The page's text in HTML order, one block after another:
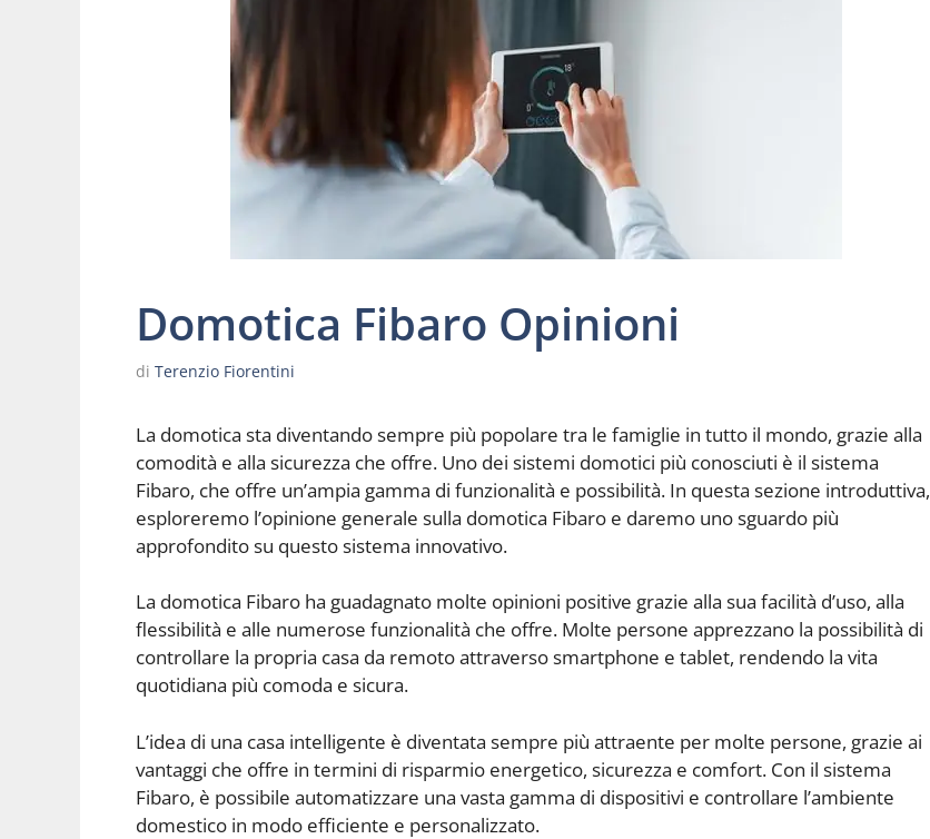
Domotica Fibaro Opinioni
di Terenzio Fiorentini
La domotica sta diventando sempre più popolare tra le famiglie in tutto il mondo, grazie alla
comodità e alla sicurezza che offre. Uno dei sistemi domotici più conosciuti è il sistema
Fibaro, che offre un’ampia gamma di funzionalità e possibilità. In questa sezione introduttiva,
esploreremo l’opinione generale sulla domotica Fibaro e daremo uno sguardo più
approfondito su questo sistema innovativo.
La domotica Fibaro ha guadagnato molte opinioni positive grazie alla sua facilità d’uso, alla
flessibilità e alle numerose funzionalità che offre. Molte persone apprezzano la possibilità di
controllare la propria casa da remoto attraverso smartphone e tablet, rendendo la vita
quotidiana più comoda e sicura.
L’idea di una casa intelligente è diventata sempre più attraente per molte persone, grazie ai
vantaggi che offre in termini di risparmio energetico, sicurezza e comfort. Con il sistema
Fibaro, è possibile automatizzare una vasta gamma di dispositivi e controllare l’ambiente
domestico in modo efficiente e personalizzato.